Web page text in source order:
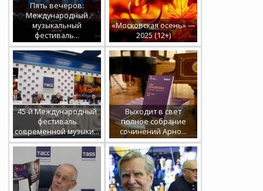
Пять вечеров:
Международный
музыкальный
фестиваль…
«Московская осень» —
2025 (12+)
45-й Международный
фестиваль
современной музыки…
Выходит в свет
полное собрание
сочинений Арно…